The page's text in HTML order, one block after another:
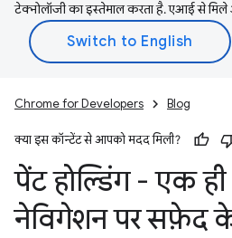
टेक्नोलॉजी का इस्तेमाल करता है. एआई से मिले
Chrome for Developers Blog
क्या इस कॉन्टेंट से आपको मदद मिली?
पेंट होल्डिंग - एक
नेविगेशन पर सफ़ेद